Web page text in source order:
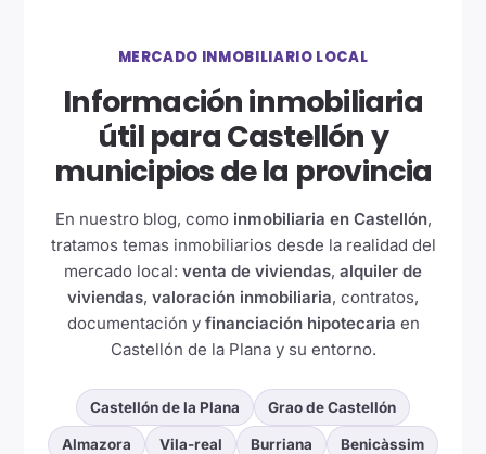
MERCADO INMOBILIARIO LOCAL
Información inmobiliaria
útil para Castellón y
municipios de la provincia
En nuestro blog, como inmobiliaria en Castellón,
tratamos temas inmobiliarios desde la realidad del
mercado local: venta de viviendas, alquiler de
viviendas, valoración inmobiliaria, contratos,
documentación y financiación hipotecaria en
Castellón de la Plana y su entorno.
Castellón de la Plana Grao de Castellón
Almazora Vila-real Burriana Benicàssim